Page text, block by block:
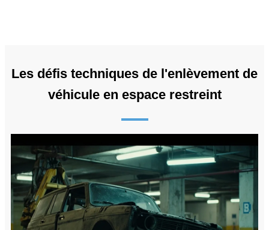
Les défis techniques de l'enlèvement de
véhicule en espace restreint